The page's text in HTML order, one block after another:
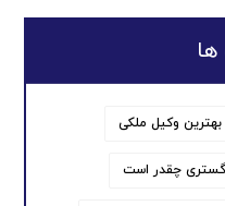
بهترین وکیل ملکی
چقدر است